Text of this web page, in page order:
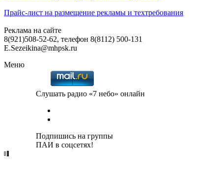
Прайс-лист на размещение рекламы и техтребования
Реклама на сайте
8(921)508-52-62, телефон 8(8112) 500-131
E.Sezeikina@mhpsk.ru
Меню
Слушать радио «7 небо» онлайн
Подпишись на группы
ПАИ в соцсетях!